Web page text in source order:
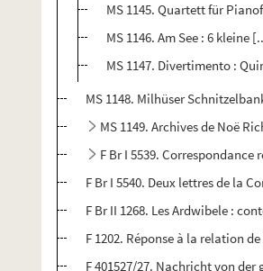
MS 1145. Quartett für
MS 1146. Am See : 6 kleine
MS 1147. Divertimento :
MS 1148. Milhüser
MS 1149. Archives de Noë
F Br I 5539. Correspondance
F Br I 5540. Deux lettres de la
F Br II 1268. Les Ardwibele :
F 1202. Réponse à la relation
F 401527/27. Nachricht von